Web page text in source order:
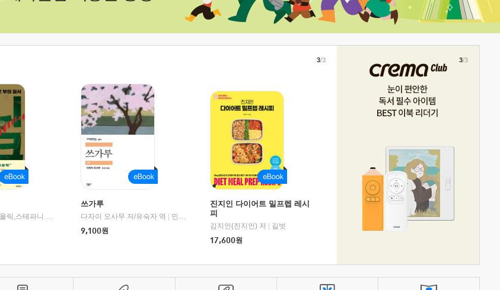
제이미 러시,톰 올릭,스테파니 플랜더스 편저/임경은 역/박정호 감수 |
교보문고
쓰가루
다자이 오사무 저/유숙자 역
민음사
9,100원
진지인 다이어트 밀프렙 레시
피
김지인(진지인) 저
길벗
17,600원
3/3 3/3